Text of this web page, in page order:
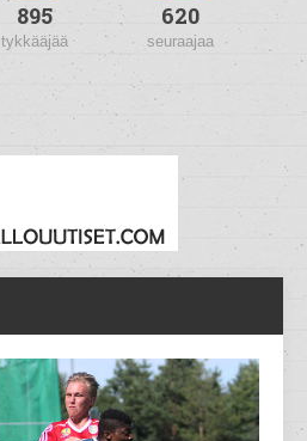
895
tykkääjää
620
seuraajaa